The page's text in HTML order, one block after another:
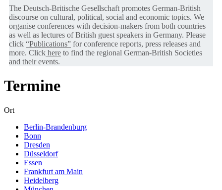
The Deutsch-Britische Gesellschaft promotes German-British
discourse on cultural, political, social and economic topics. We
organise conferences with decision-makers from both countries
as well as lectures of British guest speakers in Germany. Please
click “Publications” for conference reports, press releases and
more. Click here to find the regional German-British Societies
and their events.
Termine
Ort
Berlin-Brandenburg
Bonn
Dresden
Düsseldorf
Essen
Frankfurt am Main
Heidelberg